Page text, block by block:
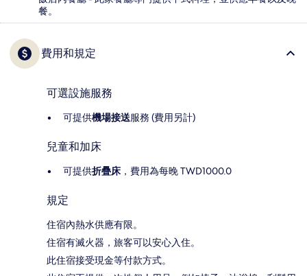
餐。
費用和規定
可選設施服務
可提供機場接送服務 (費用另計)
兒童和加床
可提供折疊床 ，費用為每晚 TWD1000.0
規定
住宿內熱水供應有限。
住宿有滅火器，旅客可以安心入住。
此住宿接受現金等付款方式。